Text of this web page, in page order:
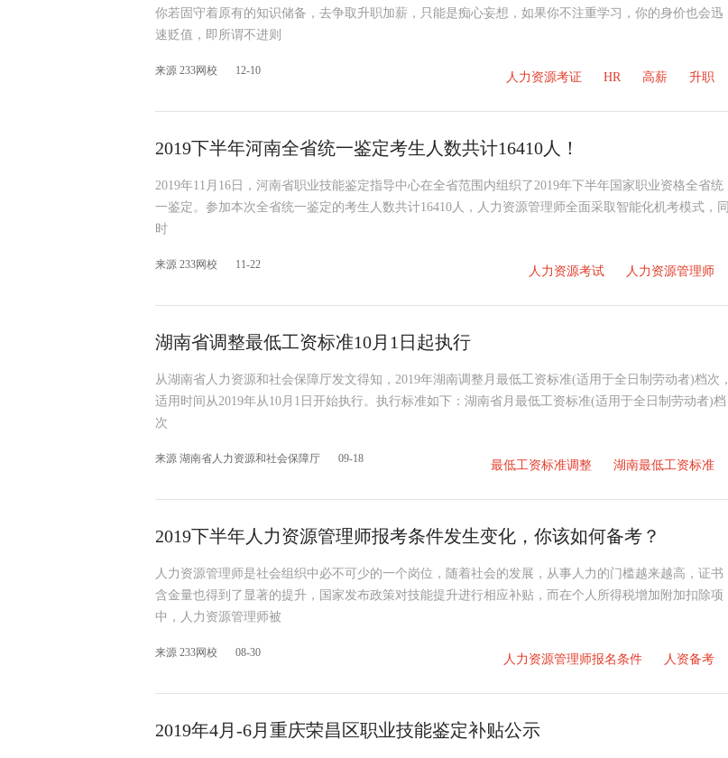
你若固守着原有的知识储备，去争取升职加薪，只能是痴心妄想，如果你不注重学习，你的身价也会迅
速贬值，即所谓不进则
来源 233网校 12-10 人力资源考证 HR 高薪 升职
2019下半年河南全省统一鉴定考生人数共计16410人！
2019年11月16日，河南省职业技能鉴定指导中心在全省范围内组织了2019年下半年国家职业资格全省统
一鉴定。参加本次全省统一鉴定的考生人数共计16410人，人力资源管理师全面采取智能化机考模式，同
时
来源 233网校 11-22 人力资源考试 人力资源管理师
湖南省调整最低工资标准10月1日起执行
从湖南省人力资源和社会保障厅发文得知，2019年湖南调整月最低工资标准(适用于全日制劳动者)档次，
适用时间从2019年从10月1日开始执行。执行标准如下：湖南省月最低工资标准(适用于全日制劳动者)档
次
来源 湖南省人力资源和社会保障厅 09-18 最低工资标准调整 湖南最低工资标准
2019下半年人力资源管理师报考条件发生变化，你该如何备考？
人力资源管理师是社会组织中必不可少的一个岗位，随着社会的发展，从事人力的门槛越来越高，证书
含金量也得到了显著的提升，国家发布政策对技能提升进行相应补贴，而在个人所得税增加附加扣除项
中，人力资源管理师被
来源 233网校 08-30 人力资源管理师报名条件 人资备考
2019年4月-6月重庆荣昌区职业技能鉴定补贴公示